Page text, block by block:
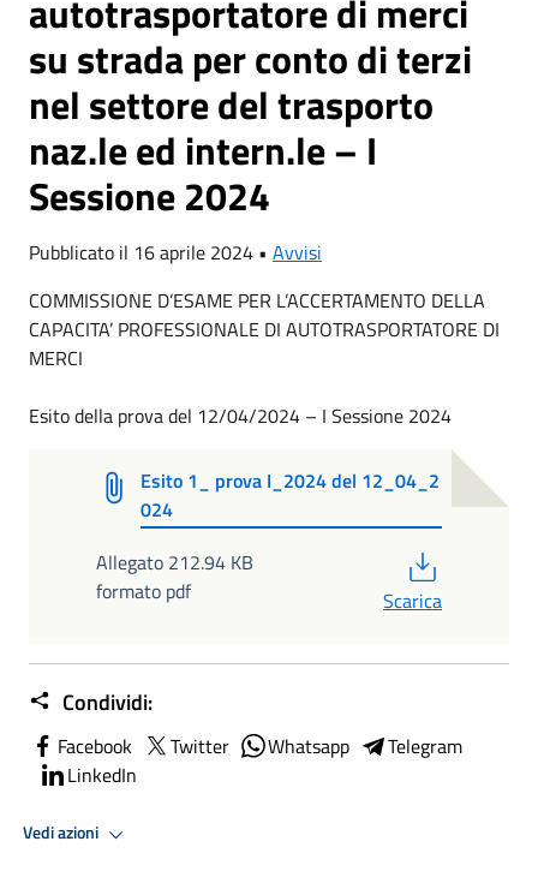
autotrasportatore di merci
su strada per conto di terzi
nel settore del trasporto
naz.le ed intern.le – I
Sessione 2024
Pubblicato il 16 aprile 2024 • Avvisi
COMMISSIONE D’ESAME PER L’ACCERTAMENTO DELLA
CAPACITA’ PROFESSIONALE DI AUTOTRASPORTATORE DI
MERCI
Esito della prova del 12/04/2024 – I Sessione 2024
Esito 1_ prova I_2024 del 12_04_2
024
Allegato 212.94 KB
formato pdf
Scarica
Condividi:
Facebook Twitter Whatsapp
Telegram
LinkedIn
Vedi azioni